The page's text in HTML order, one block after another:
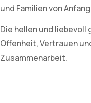
und Familien von
Die hellen und
Offenheit, Vertrauen
Zusammenarbeit.